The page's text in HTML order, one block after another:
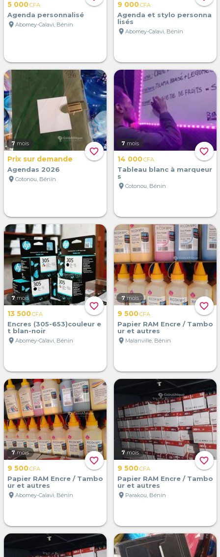
5 000CFA
Agenda personnalisé
location_on Abomey-Calavi, Bénin
9 000CFA
Agenda et stylo personna
lisés
location_on Abomey-Calavi, Bénin
favorite_border
7 mois
Prix sur demande
Agendas 2026
location_on Cotonou, Bénin
favorite_border
7 mois
14 000CFA
Tableau blanc à marqueur
s
location_on Cotonou, Bénin
favorite_border
7 mois
13 500CFA
Encres (305-653)couleur e
t blan-noir
location_on Abomey-Calavi, Bénin
favorite_border
7 mois
9 500CFA
Papier RAM Encre / Tambo
ur et autres
location_on Malanville, Bénin
favorite_border
7 mois
9 500CFA
Papier RAM Encre / Tambo
ur et autres
location_on Abomey-Calavi, Bénin
favorite_border
7 mois
9 500CFA
Papier RAM Encre / Tambo
ur et autres
location_on Parakou, Bénin